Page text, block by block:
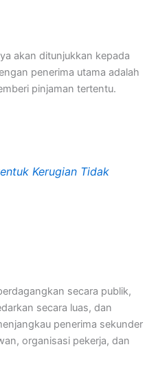
akan ditunjukkan kepada
penerima utama adalah
pinjaman tertentu.
Kerugian Tidak
secara publik,
secara luas, dan
penerima sekunder
organisasi pekerja, dan